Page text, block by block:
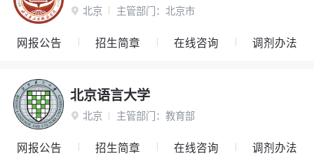
 北京 主管部门： 北京市
网报公告 招生简章 在线咨询 调剂办法
北京语言大学
 北京 主管部门： 教育部
网报公告 招生简章 在线咨询 调剂办法